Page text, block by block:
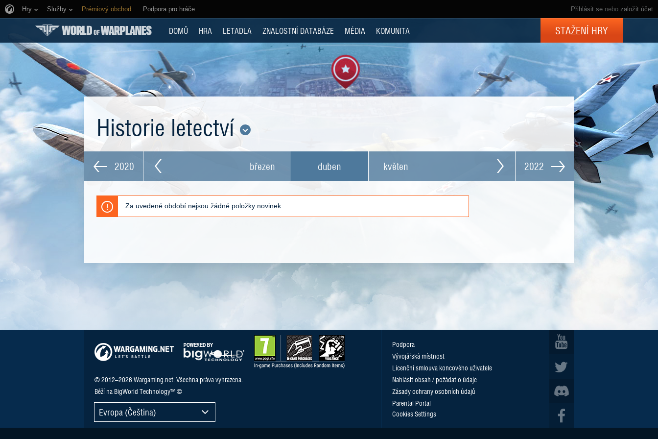
Přihlásit se nebo založit účet
Hry Služby Prémiový obchod Podpora pro hráče
DOMŮ HRA LETADLA ZNALOSTNÍ DATABÁZE MÉDIA KOMUNITA STAŽENÍ HRY
Historie letectví
2020 březen duben květen 2022
Za uvedené období nejsou žádné položky novinek.
© 2012–2026 Wargaming.net. Všechna práva vyhrazena.
Běží na BigWorld Technology™ ©
Evropa (Čeština)
Podpora
Vývojářská místnost
Licenční smlouva koncového uživatele
Nahlásit obsah / požádat o údaje
Zásady ochrany osobních údajů
Parental Portal
Cookies Settings